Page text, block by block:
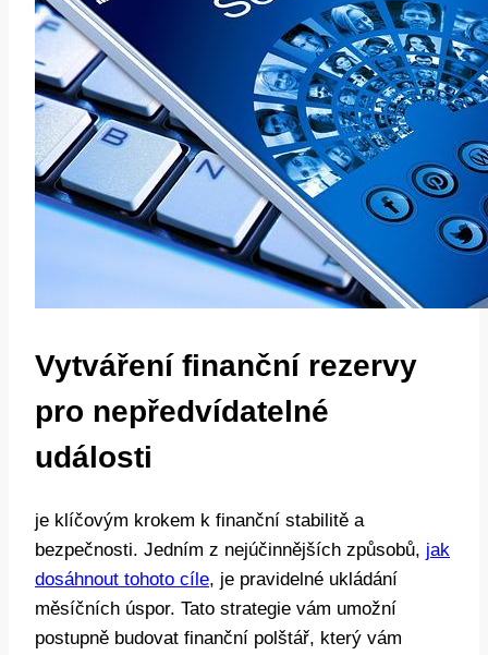
Vytváření finanční rezervy
pro nepředvídatelné
události
je klíčovým krokem k finanční stabilitě a
bezpečnosti. Jedním z nejúčinnějších způsobů, jak
dosáhnout tohoto cíle, je pravidelné ukládání
měsíčních úspor. Tato strategie vám umožní
postupně budovat finanční polštář, který vám